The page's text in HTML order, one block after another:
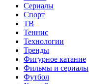
Сериалы
Спорт
ТВ
Теннис
Технологии
Тренды
Фигурное катание
Фильмы и сериалы
Футбол